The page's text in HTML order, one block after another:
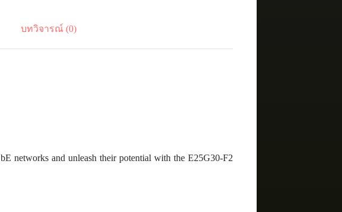
บทวิจารณ์ (0)
networks and unleash their potential with the E25G30-F2